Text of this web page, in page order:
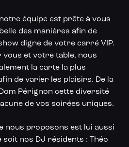
équipe est prête à vous
des manières afin de
digne de votre carré VIP.
vous et votre table, nous
la carte la plus
de varier les plaisirs. De la
Pérignon cette diversité
de vos soirées uniques.
nous proposons est lui aussi
soit nos DJ résidents : Théo